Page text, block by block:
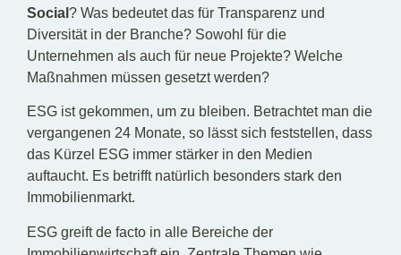
Social ? Was bedeutet das für Transparenz und
Diversität in der Branche? Sowohl für die
Unternehmen als auch für neue Projekte? Welche
Maßnahmen müssen gesetzt werden?
ESG ist gekommen, um zu bleiben. Betrachtet man die
vergangenen 24 Monate, so lässt sich feststellen, dass
das Kürzel ESG immer stärker in den Medien
auftaucht. Es betrifft natürlich besonders stark den
Immobilienmarkt.
ESG greift de facto in alle Bereiche der